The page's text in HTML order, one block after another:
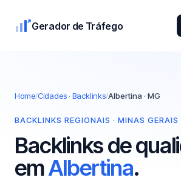
Gerador de Tráfego
Home/Cidades · Backlinks/Albertina · MG
BACKLINKS REGIONAIS · MINAS GERAIS
Backlinks de
emAlbertina.